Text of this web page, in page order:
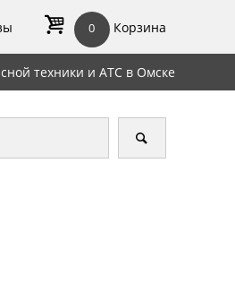
0 Корзина
техники и АТС в Омске